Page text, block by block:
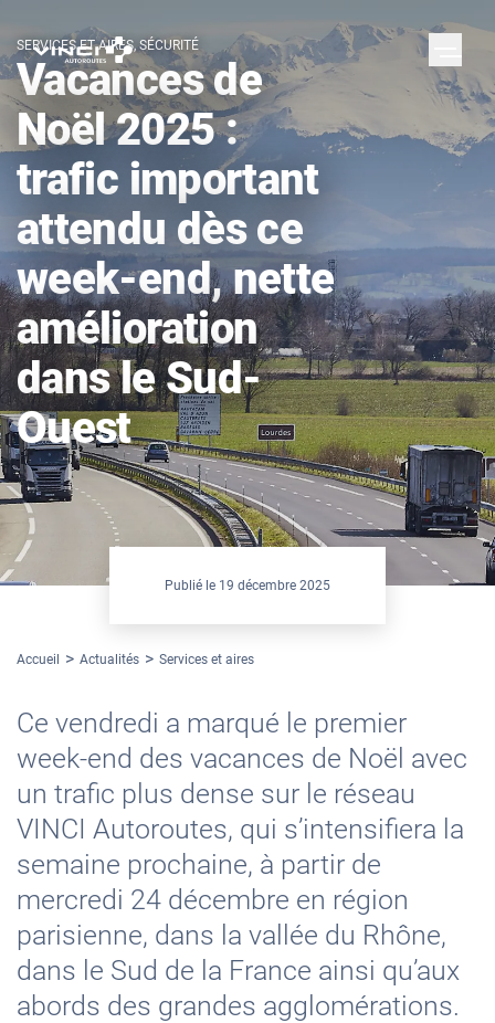
SERVICES ET AIRES, SÉCURITÉ
Vacances de
Noël 2025 :
trafic important
attendu dès ce
week-end, nette
amélioration
dans le Sud-
Ouest
Publié le 19 décembre 2025
Accueil Actualités Services et aires
Ce vendredi a marqué le premier
week-end des vacances de Noël avec
un trafic plus dense sur le réseau
VINCI Autoroutes, qui s’intensifiera la
semaine prochaine, à partir de
mercredi 24 décembre en région
parisienne, dans la vallée du Rhône,
dans le Sud de la France ainsi qu’aux
abords des grandes agglomérations.